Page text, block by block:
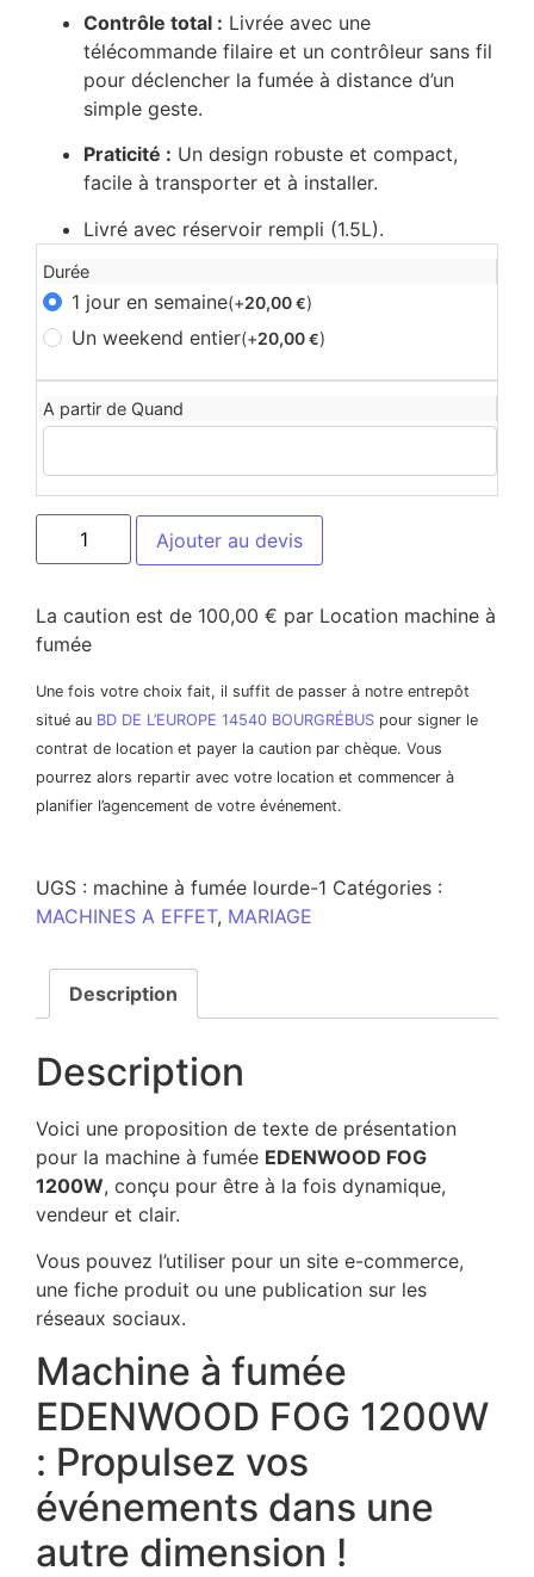
Contrôle total : Livrée avec une
télécommande filaire et un contrôleur sans fil
pour déclencher la fumée à distance d’un
simple geste.
Praticité : Un design robuste et compact,
facile à transporter et à installer.
Livré avec réservoir rempli (1.5L).
Durée
1 jour en semaine(+20,00 €)
Un weekend entier(+20,00 €)
A partir de Quand
Ajouter au devis
La caution est de 100,00 € par Location machine à
fumée
Une fois votre choix fait, il suffit de passer à notre entrepôt
situé au BD DE L’EUROPE 14540 BOURGRÉBUS pour signer le
contrat de location et payer la caution par chèque. Vous
pourrez alors repartir avec votre location et commencer à
planifier l’agencement de votre événement.
UGS : machine à fumée lourde-1 Catégories :
MACHINES A EFFET, MARIAGE
Description
Description
Voici une proposition de texte de présentation
pour la machine à fumée EDENWOOD FOG
1200W, conçu pour être à la fois dynamique,
vendeur et clair.
Vous pouvez l’utiliser pour un site e-commerce,
une fiche produit ou une publication sur les
réseaux sociaux.
Machine à fumée
EDENWOOD FOG 1200W
: Propulsez vos
événements dans une
autre dimension !